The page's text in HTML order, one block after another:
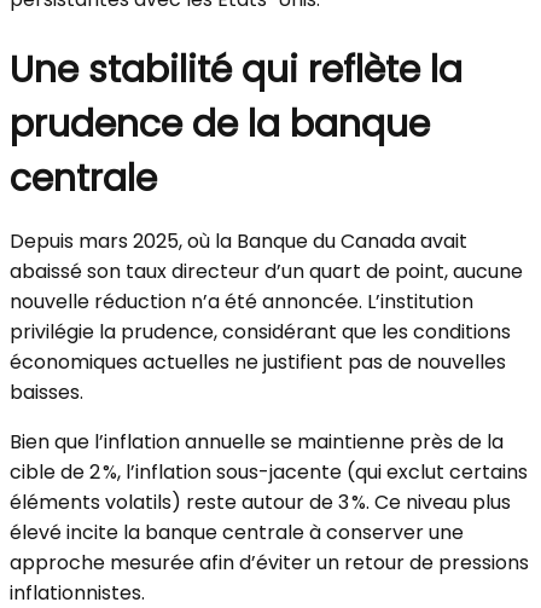
Une stabilité qui reflète la
prudence de la banque
centrale
Depuis mars 2025, où la Banque du Canada avait
abaissé son taux directeur d’un quart de point, aucune
nouvelle réduction n’a été annoncée. L’institution
privilégie la prudence, considérant que les conditions
économiques actuelles ne justifient pas de nouvelles
baisses.
Bien que l’inflation annuelle se maintienne près de la
cible de 2 %, l’inflation sous-jacente (qui exclut certains
éléments volatils) reste autour de 3 %. Ce niveau plus
élevé incite la banque centrale à conserver une
approche mesurée afin d’éviter un retour de pressions
inflationnistes.